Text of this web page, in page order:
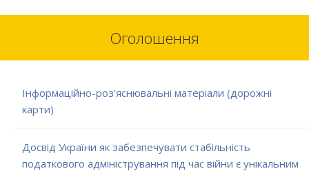
Оголошення
Інформаційно-роз'яснювальні матеріали (дорожні
карти)
Досвід України як забезпечувати стабільність
податкового адміністрування під час війни є унікальним